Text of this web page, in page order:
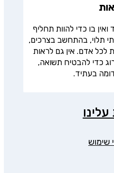
בו כדי להוות תחליף
תלוי, בהתחשב בצרכים,
לכל אדם. אין גם לראות
כדי להבטיח תשואה,
בעתיד.
שימוש